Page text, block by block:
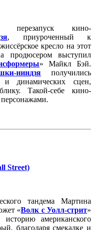
перезапуск кино-
, приуроченный к
кресло на этот
продюсером выступил
» Майкл Бэй.
ниндзя получились
динамических сцен,
Такой-себе кино-
Street)
тандема Мартина
«Волк с Уолл-стрит»
историю американского
благодаря смекалке и